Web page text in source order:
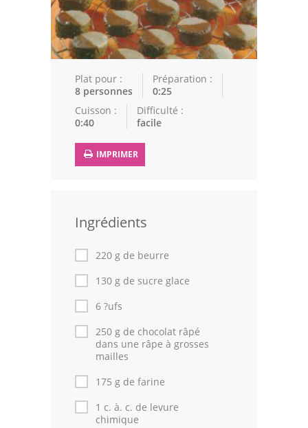
Epices
Recettes Marocaine
Tajines
Viandes
Poissons
Cuisines Orientales
Recettes marocaine
Cuisine Algérienne
Cuisine Tunisienne
Cuisine Juive
Cuisine Libanaise
Articles
Plat pour :
8 personnes
Préparation :
0:25
Cuisson :
0:40
Difficulté :
facile
IMPRIMER
Ingrédients
220 g de beurre
130 g de sucre glace
6 ?ufs
250 g de chocolat râpé
dans une râpe à grosses
mailles
175 g de farine
1 c. à. c. de levure
chimique